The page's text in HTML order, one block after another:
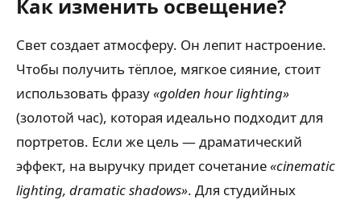
Как изменить освещение?
Свет создает атмосферу. Он лепит настроение.
Чтобы получить тёплое, мягкое сияние, стоит
использовать фразу«golden hour lighting»
(золотой час), которая идеально подходит для
портретов. Если же цель — драматический
эффект, на выручку придет сочетание«cinematic
lighting, dramatic shadows». Для студийных